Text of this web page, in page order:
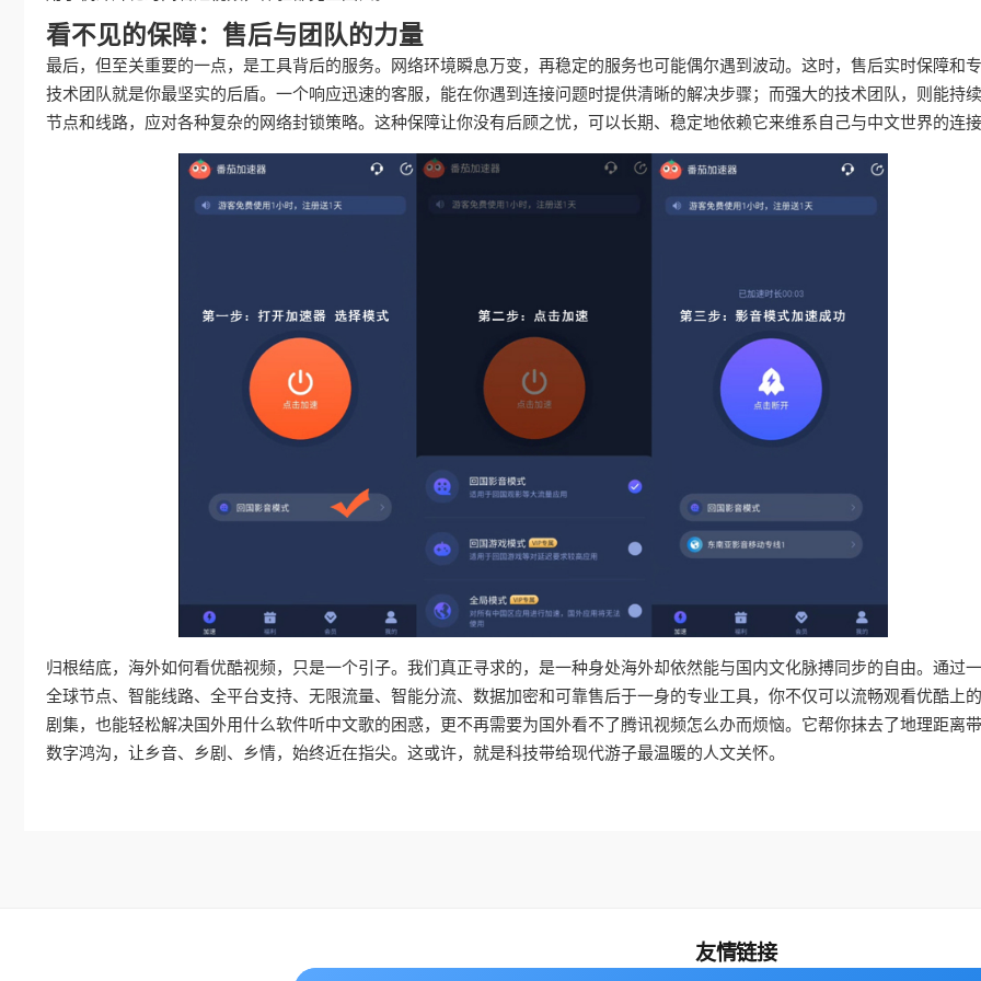
看不见的保障：售后与团队的力量
最后，但至关重要的一点，是工具背后的服务。网络环境瞬息万变，再稳定的服务也可能偶尔遇到波动。这时，售后实时保障和
技术团队就是你最坚实的后盾。一个响应迅速的客服，能在你遇到连接问题时提供清晰的解决步骤；而强大的技术团队，则能持
节点和线路，应对各种复杂的网络封锁策略。这种保障让你没有后顾之忧，可以长期、稳定地依赖它来维系自己与中文世界的连接
归根结底，海外如何看优酷视频，只是一个引子。我们真正寻求的，是一种身处海外却依然能与国内文化脉搏同步的自由。通过
全球节点、智能线路、全平台支持、无限流量、智能分流、数据加密和可靠售后于一身的专业工具，你不仅可以流畅观看优酷上
剧集，也能轻松解决国外用什么软件听中文歌的困惑，更不再需要为国外看不了腾讯视频怎么办而烦恼。它帮你抹去了地理距离
数字鸿沟，让乡音、乡剧、乡情，始终近在指尖。这或许，就是科技带给现代游子最温暖的人文关怀。
友情链接